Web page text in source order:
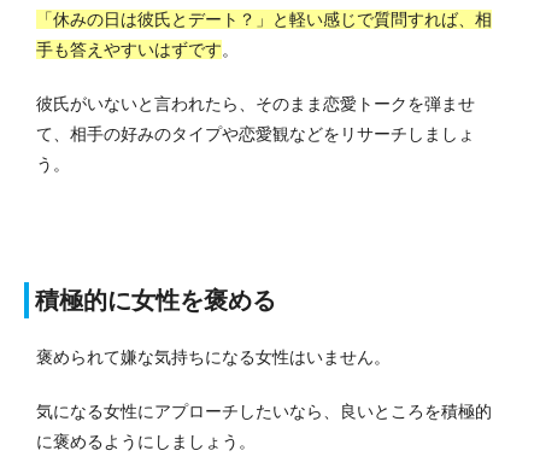
「休みの日は彼氏とデート？」と軽い感じで質問すれば、相
手も答えやすいはずです。
彼氏がいないと言われたら、そのまま恋愛トークを弾ませ
て、相手の好みのタイプや恋愛観などをリサーチしましょ
う。
積極的に女性を褒める
褒められて嫌な気持ちになる女性はいません。
気になる女性にアプローチしたいなら、良いところを積極的
に褒めるようにしましょう。